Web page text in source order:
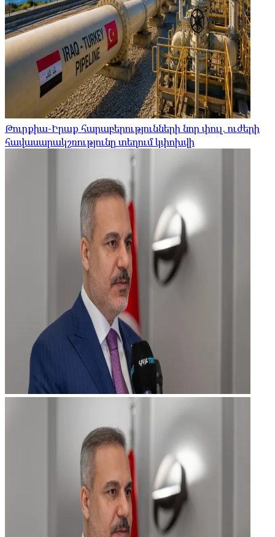
Թուրքիա-Իրաք հարաբերությունների նոր փուլ. ուժերի
հավասարակշռությունը տեղում կփոխվի